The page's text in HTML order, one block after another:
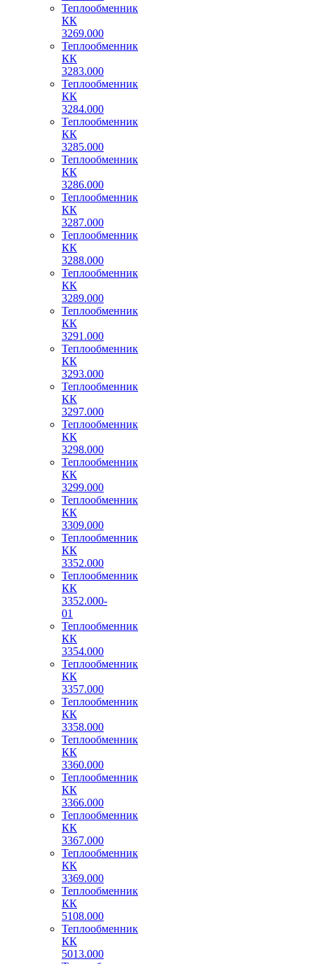
Теплообменник
КК
3269.000
Теплообменник
КК
3283.000
Теплообменник
КК
3284.000
Теплообменник
КК
3285.000
Теплообменник
КК
3286.000
Теплообменник
КК
3287.000
Теплообменник
КК
3288.000
Теплообменник
КК
3289.000
Теплообменник
КК
3291.000
Теплообменник
КК
3293.000
Теплообменник
КК
3297.000
Теплообменник
КК
3298.000
Теплообменник
КК
3299.000
Теплообменник
КК
3309.000
Теплообменник
КК
3352.000
Теплообменник
КК
3352.000-
01
Теплообменник
КК
3354.000
Теплообменник
КК
3357.000
Теплообменник
КК
3358.000
Теплообменник
КК
3360.000
Теплообменник
КК
3366.000
Теплообменник
КК
3367.000
Теплообменник
КК
3369.000
Теплообменник
КК
5108.000
Теплообменник
КК
5013.000